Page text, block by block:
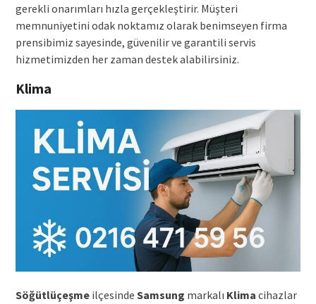
gerekli onarımları hızla gerçekleştirir. Müşteri
memnuniyetini odak noktamız olarak benimseyen firma
prensibimiz sayesinde, güvenilir ve garantili servis
hizmetimizden her zaman destek alabilirsiniz.
Klima
Söğütlüçeşmeilçesinde Samsung markalı Klima cihazlar